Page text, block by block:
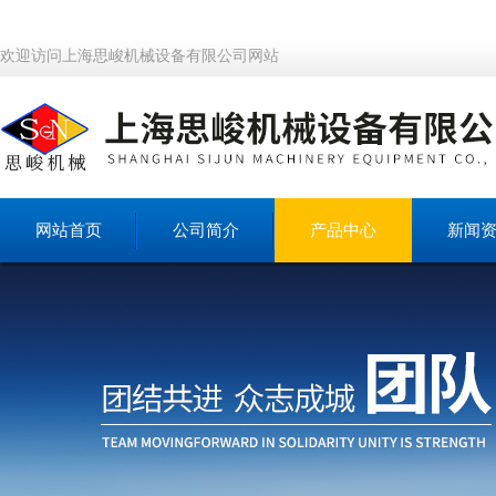
欢迎访问上海思峻机械设备有限公司网站
网站首页 公司简介 产品中心 新闻